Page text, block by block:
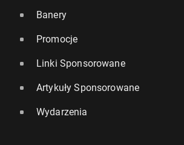
Banery
Promocje
Linki Sponsorowane
Artykuły Sponsorowane
Wydarzenia